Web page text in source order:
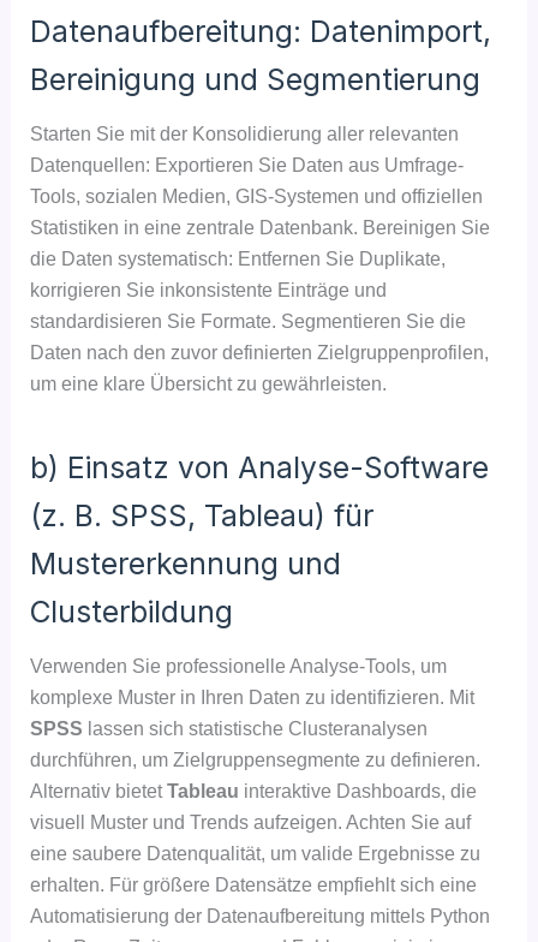
Datenaufbereitung: Datenimport,
Bereinigung und Segmentierung
Starten Sie mit der Konsolidierung aller relevanten
Datenquellen: Exportieren Sie Daten aus Umfrage-
Tools, sozialen Medien, GIS-Systemen und offiziellen
Statistiken in eine zentrale Datenbank. Bereinigen Sie
die Daten systematisch: Entfernen Sie Duplikate,
korrigieren Sie inkonsistente Einträge und
standardisieren Sie Formate. Segmentieren Sie die
Daten nach den zuvor definierten Zielgruppenprofilen,
um eine klare Übersicht zu gewährleisten.
b) Einsatz von Analyse-Software
(z. B. SPSS, Tableau) für
Mustererkennung und
Clusterbildung
Verwenden Sie professionelle Analyse-Tools, um
komplexe Muster in Ihren Daten zu identifizieren. Mit
SPSS lassen sich statistische Clusteranalysen
durchführen, um Zielgruppensegmente zu definieren.
Alternativ bietetTableau interaktive Dashboards, die
visuell Muster und Trends aufzeigen. Achten Sie auf
eine saubere Datenqualität, um valide Ergebnisse zu
erhalten. Für größere Datensätze empfiehlt sich eine
Automatisierung der Datenaufbereitung mittels Python